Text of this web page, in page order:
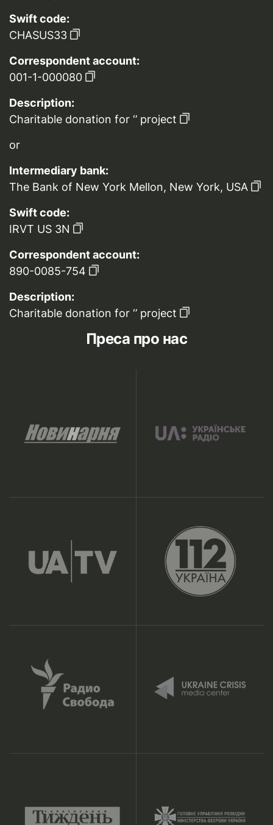
Swift code:
CHASUS33
Correspondent account:
001-1-000080
Description:
Charitable donation for ‘’ project
or
Intermediary bank:
The Bank of New York Mellon, New York, USA
Swift code:
IRVT US 3N
Correspondent account:
890-0085-754
Description:
Charitable donation for ‘’ project
Преса про нас